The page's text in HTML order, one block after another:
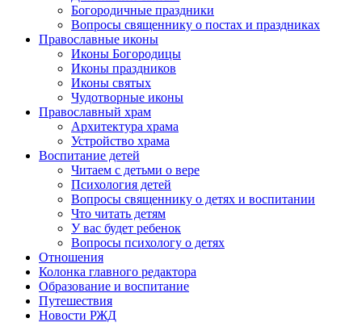
Богородичные праздники
Вопросы священнику о постах и праздниках
Православные иконы
Иконы Богородицы
Иконы праздников
Иконы святых
Чудотворные иконы
Православный храм
Архитектура храма
Устройство храма
Воспитание детей
Читаем с детьми о вере
Психология детей
Вопросы священнику о детях и воспитании
Что читать детям
У вас будет ребенок
Вопросы психологу о детях
Отношения
Колонка главного редактора
Образование и воспитание
Путешествия
Новости РЖД